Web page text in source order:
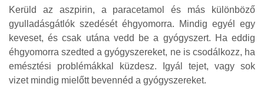
Kerüld az aszpirin, a paracetamol és más különböző
gyulladásgátlók szedését éhgyomorra. Mindig egyél egy
keveset, és csak utána vedd be a gyógyszert. Ha eddig
éhgyomorra szedted a gyógyszereket, ne is csodálkozz, ha
emésztési problémákkal küzdesz. Igyál tejet, vagy sok
vizet mindig mielőtt bevennéd a gyógyszereket.